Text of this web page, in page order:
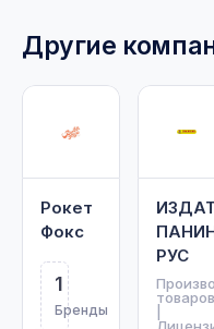
Другие
Рокет
Фокс
1
Бренды
РУС
товаров